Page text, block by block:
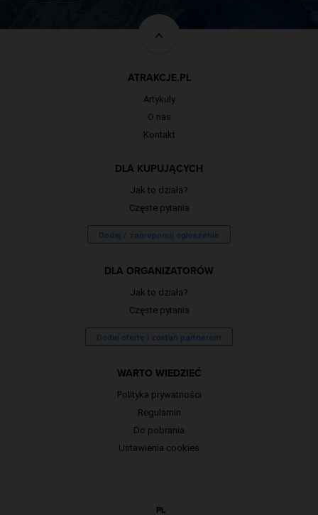
ATRAKCJE.PL
Artykuły
O nas
Kontakt
DLA KUPUJĄCYCH
Jak to działa?
Częste pytania
Dodaj / zaproponuj ogłoszenie
DLA ORGANIZATORÓW
Jak to działa?
Częste pytania
Dodaj ofertę i zostań partnerem
WARTO WIEDZIEĆ
Polityka prywatności
Regulamin
Do pobrania
Ustawienia cookies
PL